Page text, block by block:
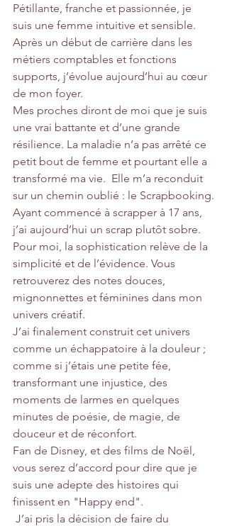
Pétillante, franche et passionnée, je
suis une femme intuitive et sensible.
Après un début de carrière dans les
métiers comptables et fonctions
supports, j’évolue aujourd’hui au cœur
de mon foyer.
Mes proches diront de moi que je suis
une vrai battante et d’une grande
résilience. La maladie n’a pas arrêté ce
petit bout de femme et pourtant elle a
transformé ma vie.  Elle m’a reconduit
sur un chemin oublié : le Scrapbooking.
Ayant commencé à scrapper à 17 ans,
j’ai aujourd’hui un scrap plutôt sobre.
Pour moi, la sophistication relève de la
simplicité et de l’évidence. Vous
retrouverez des notes douces,
mignonnettes et féminines dans mon
univers créatif.
J’ai finalement construit cet univers
comme un échappatoire à la douleur ;
comme si j’étais une petite fée,
transformant une injustice, des
moments de larmes en quelques
minutes de poésie, de magie, de
douceur et de réconfort.
Fan de Disney, et des films de Noël,
vous serez d’accord pour dire que je
suis une adepte des histoires qui
finissent en "Happy end".
J’ai pris la décision de faire du